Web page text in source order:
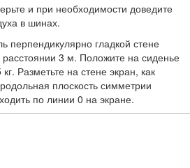
и при необходимости доведите
в шинах.
перпендику­лярно гладкой стене
3 м. Положите на сиденье
Разметьте на стене экран, как
плоскость симметрии
по линии 0 на экране.